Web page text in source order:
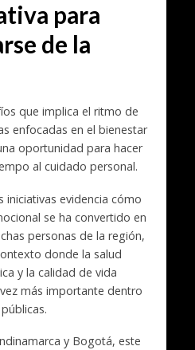
para
de la
que implica el ritmo de
enfocadas en el bienestar
oportunidad para hacer
al cuidado personal.
iniciativas evidencia cómo
se ha convertido en
personas de la región,
donde la salud
y la calidad de vida
más importante dentro
y Bogotá, este